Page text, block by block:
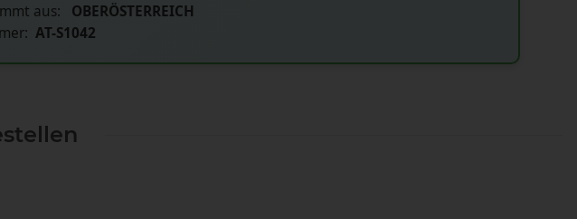
aus: OBERÖSTERREICH
AT-S1042